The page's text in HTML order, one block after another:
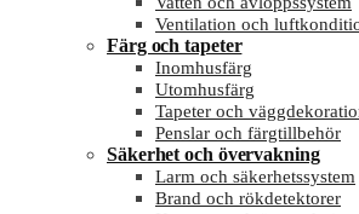
Ventilation och
Färg och tapeter
Inomhusfärg
Utomhusfärg
Tapeter och
Penslar och färgtillbehör
Säkerhet och övervakning
Larm och säkerhetssystem
Brand och rökdetektorer